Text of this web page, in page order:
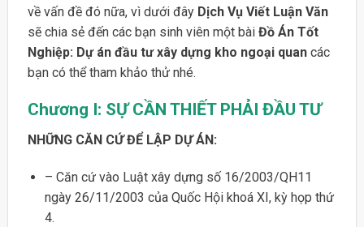
về vấn đề đó nữa, vì dưới đâyDịch Vụ Viết Luận Văn
sẽ chia sẻ đến các bạn sinh viên một bàiĐồ Án Tốt
Nghiệp: Dự án đầu tư xây dựng kho ngoại quan các
bạn có thể tham khảo thử nhé.
Chương I: SỰ CẦN THIẾT PHẢI ĐẦU TƯ
NHỮNG CĂN CỨ ĐỂ LẬP DỰ ÁN:
– Căn cứ vào Luật xây dựng số 16/2003/QH11
ngày 26/11/2003 của Quốc Hội khoá XI, kỳ họp thứ
4.